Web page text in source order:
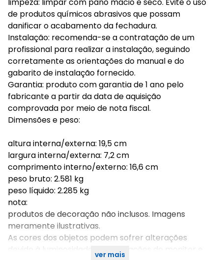
de produtos químicos abrasivos que possam
danificar o acabamento da fechadura.
Instalação: recomenda-se a contratação de um
profissional para realizar a instalação, seguindo
corretamente as orientações do manual e do
gabarito de instalação fornecido.
Garantia: produto com garantia de 1 ano pelo
fabricante a partir da data de aquisição
comprovada por meio de nota fiscal.
Dimensões e peso:
altura interna/externa: 19,5 cm
largura interna/externa: 7,2 cm
comprimento interno/externo: 16,6 cm
peso bruto: 2.581 kg
peso líquido: 2.285 kg
nota:
produtos de decoração não inclusos. Imagens
meramente ilustrativas.
As cores dos objetos podem sofrer alterações
devido à luminosidade, configurações do monitor e
ver mais